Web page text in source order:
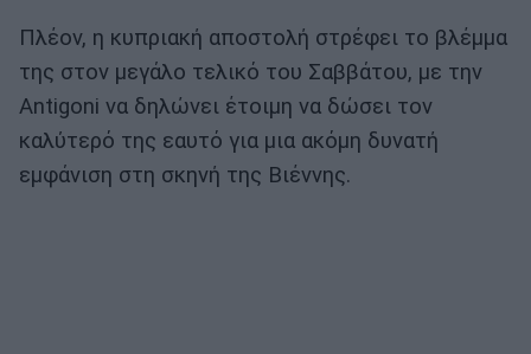
Πλέον, η κυπριακή αποστολή στρέφει το βλέμμα
της στον μεγάλο τελικό του Σαββάτου, με την
Antigoni να δηλώνει έτοιμη να δώσει τον
καλύτερό της εαυτό για μια ακόμη δυνατή
εμφάνιση στη σκηνή της Βιέννης.